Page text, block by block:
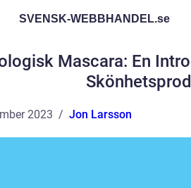
SVENSK-WEBBHANDEL.se
Mascara: En
2023 Jon Larsson